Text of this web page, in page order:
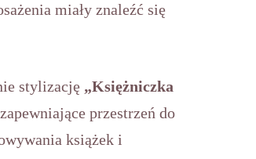
miały znaleźć się
stylizację „Księżniczka
zapewniające przestrzeń do
książek i